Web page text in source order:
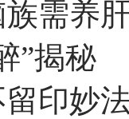
需养
”揭秘
印妙